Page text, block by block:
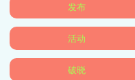
发布
活动
破晓